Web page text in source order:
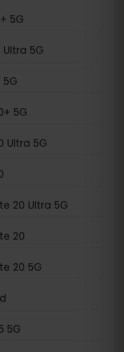
5G
Ultra 5G
5G
5G
Ultra 5G
20 Ultra 5G
20
20 5G
5G